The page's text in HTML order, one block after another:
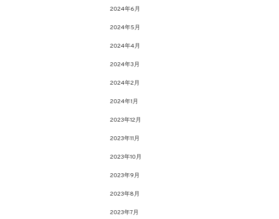
2024年6月
2024年5月
2024年4月
2024年3月
2024年2月
2024年1月
2023年12月
2023年11月
2023年10月
2023年9月
2023年8月
2023年7月